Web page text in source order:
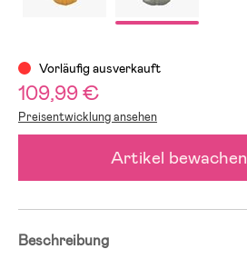
Vorläufig ausverkauft
109,99 €
Preisentwicklung ansehen
Artikel bewachen
Beschreibung